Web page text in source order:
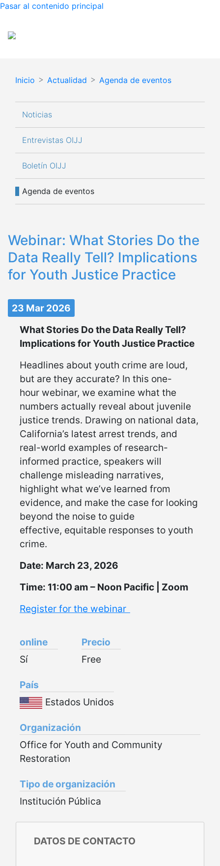
Pasar al contenido principal
Inicio Actualidad Agenda de eventos
Webinar: What Stories Do the
Data Really Tell? Implications
for Youth Justice Practice
23 Mar 2026
What Stories Do the Data Really Tell?
Implications for Youth Justice Practice
Headlines about youth crime are loud,
but are they accurate? In this one-
hour webinar, we examine what the
numbers actually reveal about juvenile
justice trends. Drawing on national data,
California’s latest arrest trends, and
real-world examples of research-
informed practice, speakers will
challenge misleading narratives,
highlight what we’ve learned from
evidence, and make the case for looking
beyond the noise to guide
effective, equitable responses to youth
crime.
Date: March 23, 2026
Time: 11:00 am – Noon Pacific | Zoom
Register for the webinar
online
Sí
Precio
Free
País
Estados Unidos
Organización
Office for Youth and Community
Restoration
Tipo de organización
Institución Pública
DATOS DE CONTACTO
Navegación principal
Noticias
Entrevistas OIJJ
Boletín OIJJ
Agenda de eventos